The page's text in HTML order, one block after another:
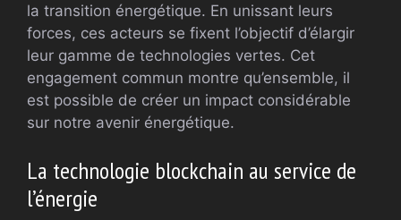
la transition énergétique. En unissant leurs
forces, ces acteurs se fixent l’objectif d’élargir
leur gamme de technologies vertes. Cet
engagement commun montre qu’ensemble, il
est possible de créer un impact considérable
sur notre avenir énergétique.
La technologie blockchain au service de
l’énergie